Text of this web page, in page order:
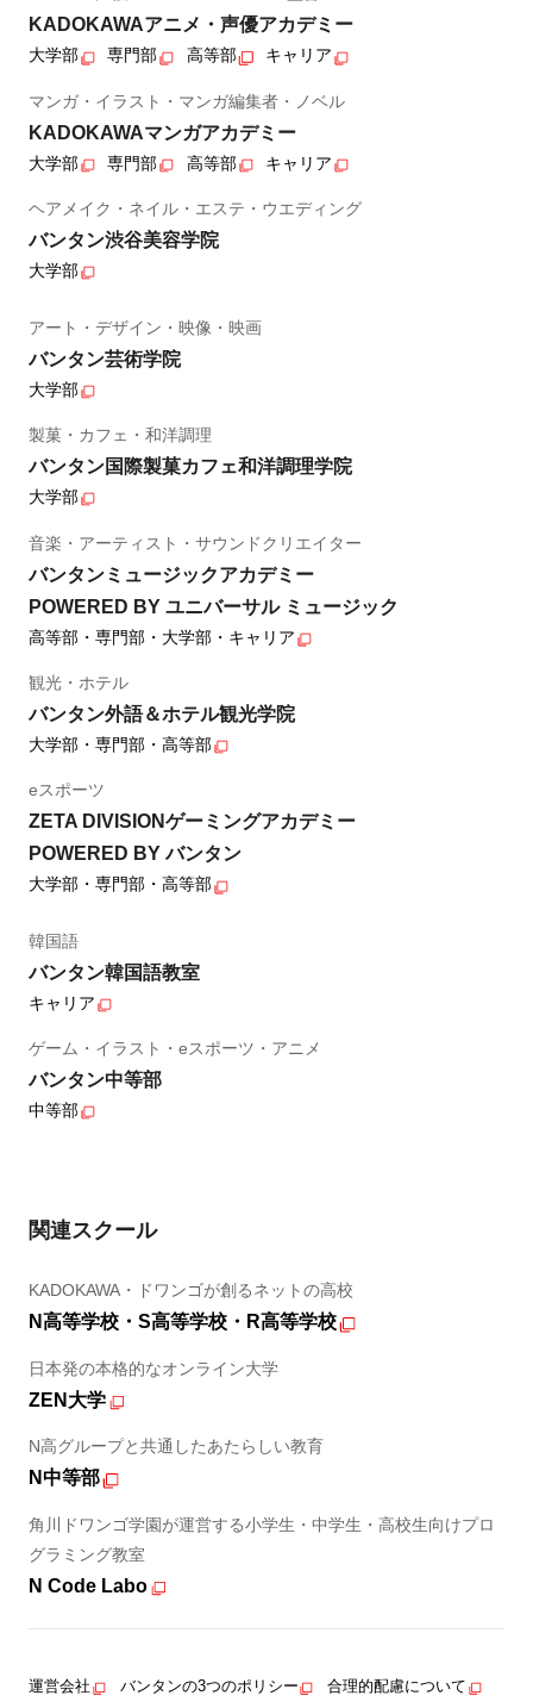
KADOKAWAアニメ・声優アカデミー
大学部 専門部 高等部 キャリア
マンガ・イラスト・マンガ編集者・ノベル
KADOKAWAマンガアカデミー
大学部 専門部 高等部 キャリア
ヘアメイク・ネイル・エステ・ウエディング
バンタン渋谷美容学院
大学部
アート・デザイン・映像・映画
バンタン芸術学院
大学部
製菓・カフェ・和洋調理
バンタン国際製菓カフェ和洋調理学院
大学部
音楽・アーティスト・サウンドクリエイター
バンタンミュージックアカデミー
POWERED BY ユニバーサル ミュージック
高等部・専門部・大学部・キャリア
観光・ホテル
バンタン外語＆ホテル観光学院
大学部・専門部・高等部
eスポーツ
ZETA DIVISIONゲーミングアカデミー
POWERED BY バンタン
大学部・専門部・高等部
韓国語
バンタン韓国語教室
キャリア
ゲーム・イラスト・eスポーツ・アニメ
バンタン中等部
中等部
関連スクール
KADOKAWA・ドワンゴが創るネットの高校
N高等学校・S高等学校・R高等学校
日本発の本格的なオンライン大学
ZEN大学
N高グループと共通したあたらしい教育
N中等部
角川ドワンゴ学園が運営する小学生・中学生・高校生向けプロ
グラミング教室
N Code Labo
運営会社 バンタンの3つのポリシー 合理的配慮について